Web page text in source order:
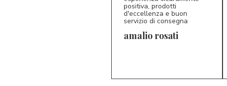
positiva, prodotti
d'eccellenza e buon
servizio di consegna
amalio rosati